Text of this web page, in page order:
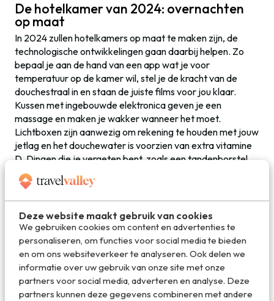
Deze website maakt gebruik van cookies
We gebruiken cookies om content en advertenties te
personaliseren, om functies voor social media te bieden
en om ons websiteverkeer te analyseren. Ook delen we
informatie over uw gebruik van onze site met onze
partners voor social media, adverteren en analyse. Deze
partners kunnen deze gegevens combineren met andere
De hotelkamer van 2024: overnachten
op maat
In 2024 zullen hotelkamers op maat te maken zijn, de
technologische ontwikkelingen gaan daarbij helpen. Zo
bepaal je aan de hand van een app wat je voor
temperatuur op de kamer wil, stel je de kracht van de
douchestraal in en staan de juiste films voor jou klaar.
Kussen met ingebouwde elektronica geven je een
massage en maken je wakker wanneer het moet.
Lichtboxen zijn aanwezig om rekening te houden met jouw
jetlag en het douchewater is voorzien van extra vitamine
D. Dingen die je vergeten bent, zoals een tandenborstel,
kun je met een 3D printer zelf uitprinten.
Wil je meer weten over reizen in de toekomst, lees dan
ook een blik op devliegvelden en vliegtuigen anno 2024
Deel dit artikel